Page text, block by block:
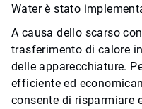
Water è stato
A causa dello scarso
trasferimento di calore
delle apparecchiature.
efficiente ed
consente di risparmiare